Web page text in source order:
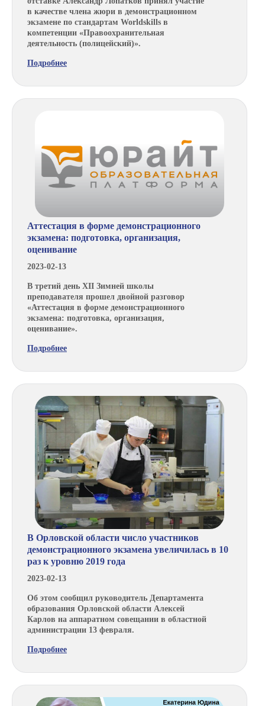
в качестве члена жюри в демонстрационном
экзамене по стандартам Worldskills в
компетенции «Правоохранительная
деятельность (полицейский)».
Подробнее
Аттестация в форме демонстрационного
экзамена: подготовка, организация,
оценивание
2023-02-13
В третий день XII Зимней школы
преподавателя прошел двойной разговор
«Аттестация в форме демонстрационного
экзамена: подготовка, организация,
оценивание».
Подробнее
В Орловской области число участников
демонстрационного экзамена увеличилась в 10
раз к уровню 2019 года
2023-02-13
Об этом сообщил руководитель Департамента
образования Орловской области Алексей
Карлов на аппаратном совещании в областной
администрации 13 февраля.
Подробнее